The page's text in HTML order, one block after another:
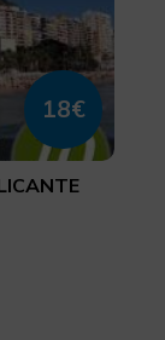
18€